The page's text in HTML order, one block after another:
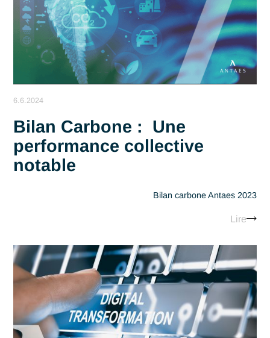
6.19.2024
Cercle des Oiseaux" : un
engagement fort pour
l'innovation et le
changement positif